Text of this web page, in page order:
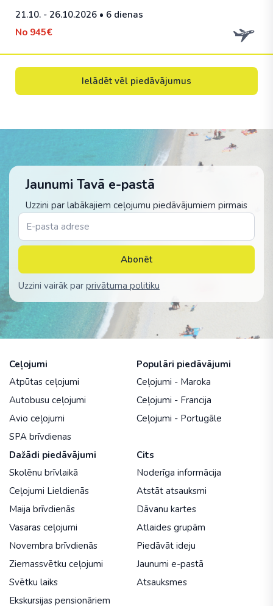
21.10. - 26.10.2026 • 6 dienas
No 945€
Ielādēt vēl piedāvājumus
Jaunumi Tavā e-pastā
Uzzini par labākajiem ceļojumu piedāvājumiem pirmais
Abonēt
Uzzini vairāk par privātuma politiku
Ceļojumi
Atpūtas ceļojumi
Autobusu ceļojumi
Avio ceļojumi
SPA brīvdienas
Populāri piedāvājumi
Ceļojumi - Maroka
Ceļojumi - Francija
Ceļojumi - Portugāle
Dažādi piedāvājumi
Skolēnu brīvlaikā
Ceļojumi Lieldienās
Maija brīvdienās
Vasaras ceļojumi
Novembra brīvdienās
Ziemassvētku ceļojumi
Svētku laiks
Ekskursijas pensionāriem
Cits
Noderīga informācija
Atstāt atsauksmi
Dāvanu kartes
Atlaides grupām
Piedāvāt ideju
Jaunumi e-pastā
Atsauksmes